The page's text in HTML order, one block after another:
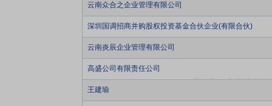
云南众合之企业管理有限公司
深圳国调招商并购股权投资基金合伙企业(有限合伙)
云南炎辰企业管理有限公司
高盛公司有限责任公司
王建瑜